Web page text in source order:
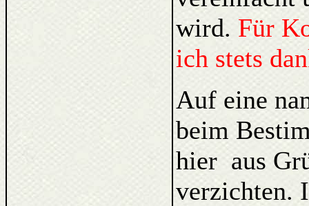
wird. Für
ich stets
Auf eine
beim
hier aus
verzichten.